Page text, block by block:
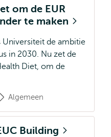
om de EUR
te maken
Universiteit de ambitie
in 2030. Nu zet de
Diet, om de
Algemeen
Building